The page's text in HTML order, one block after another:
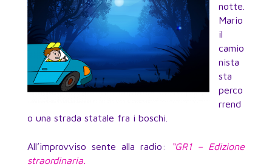
notte.
Mario
il
camio
nista
sta
perco
rrend
o una strada statale fra i boschi.
All’improvviso sente alla radio:
“GR1 – Edizione
straordinaria.